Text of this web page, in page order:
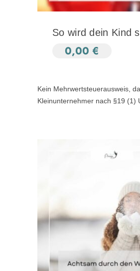
So wird dein Kind
0,00 €
Kein Mehrwertsteuerausweis, da
Kleinunternehmer nach §19 (1)